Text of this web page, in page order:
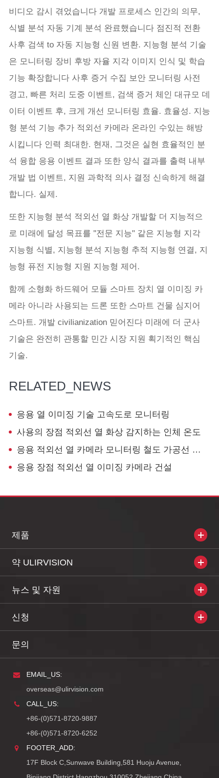
비디오 감시 겪었습니다 개발 프로세스 인간의 의무,
식별 분석 자동 기계 분석 완료했습니다 점진적 전환
사후 검색 to 자동 지능형 신원 변환. 지능형 분석 기술
은 모니터링 장비 후방 자율 지각 이미지 인식 및 학습
기능 확장합니다 사후 증거 수집 보안 모니터링 사전
경고, 빠른 처리 도중 이벤트, 검색 증거 체인 대규모 데
이터 이벤트 후, 크게 개선 모니터링 효율. 효율성. 지능
형 분석 기능 추가 적외선 카메라 온라인 수있는 해방
시킵니다 인력 최대한. 현재, 그것은 실현 효율적인 분
석 융합 응용 이벤트 결과 또한 양식 결과를 출력 내부
개발 법 이벤트, 지원 과학적 의사 결정 신속하게 해결
합니다. 실제.
또한 지능형 분석 적외선 열 화상 개발할 더 지능적으
로 미래에 달성 목표를 "전문 지능" 같은 지능형 지각
지능형 식별, 지능형 분석 지능형 추적 지능형 연결, 지
능형 퓨전 지능형 지원 지능형 제어.
함께 소형화 하드웨어 모듈 스마트 장치 열 이미징 카
메라 아니라 사용되는 드론 또한 스마트 건물 심지어
스마트. 개발 civilianization 믿어진다 미래에 더 군사
기술은 완전히 관통할 민간 시장 지원 획기적인 핵심
기술.
RELATED_NEWS
응용 열 이미징 기술 고속도로 모니터링
사용의 장점 적외선 열 화상 감지하는 인체 온도
응용 적외선 열 카메라 모니터링 철도 가공선 시스템
응용 장점 적외선 열 이미징 카메라 건설
제품
약 ULIRVISION
뉴스 및 자원
신청
문의
EMAIL_US:
overseas@ulirvision.com
CALL_US:
+86-(0)571-8720-9887
+86-(0)571-8720-6252
FOOTER_ADD:
17F Block C,Sunwave Building,581 Huoju Avenue,